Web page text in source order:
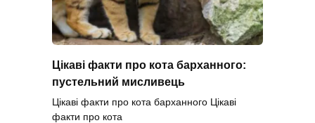
Цікаві факти про кота барханного:
пустельний мисливець
Цікаві факти про кота барханного Цікаві
факти про кота